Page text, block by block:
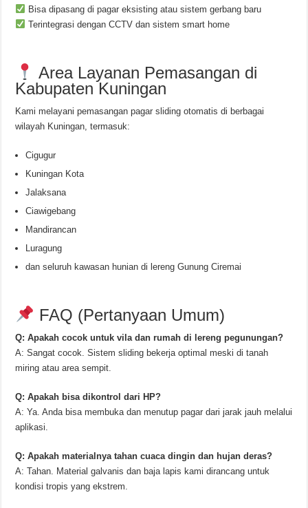
Bisa dipasang di pagar eksisting atau sistem gerbang baru
Terintegrasi dengan CCTV dan sistem smart home
Area Layanan Pemasangan di
Kabupaten Kuningan
Kami melayani pemasangan pagar sliding otomatis di berbagai
wilayah Kuningan, termasuk:
Cigugur
Kuningan Kota
Jalaksana
Ciawigebang
Mandirancan
Luragung
dan seluruh kawasan hunian di lereng Gunung Ciremai
FAQ (Pertanyaan Umum)
Q: Apakah cocok untuk vila dan rumah di lereng pegunungan?
A: Sangat cocok. Sistem sliding bekerja optimal meski di tanah
miring atau area sempit.
Q: Apakah bisa dikontrol dari HP?
A: Ya. Anda bisa membuka dan menutup pagar dari jarak jauh melalui
aplikasi.
Q: Apakah materialnya tahan cuaca dingin dan hujan deras?
A: Tahan. Material galvanis dan baja lapis kami dirancang untuk
kondisi tropis yang ekstrem.